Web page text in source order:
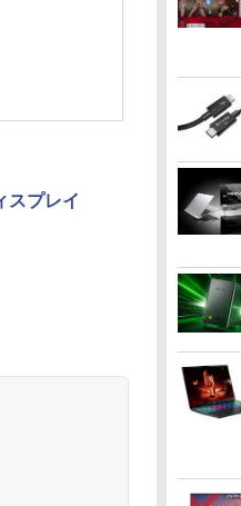
スプレイ